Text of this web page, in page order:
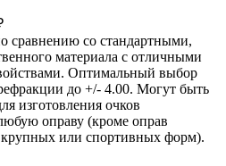
сравнению со стандартными,
материала с отличными
Оптимальный выбор
до +/- 4.00. Могут быть
изготовления очков
оправу (кроме оправ
крупных или спортивных форм).